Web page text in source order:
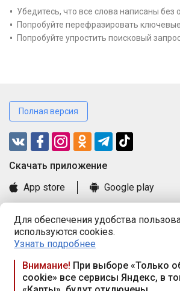
Для обеспечения удобства
используются cookies.
Узнать подробнее
Внимание! При выборе «Только
cookie» все сервисы Яндекс, в
Убедитесь, что все слова написаны без
Попробуйте перефразировать ключевые
Попробуйте упростить поисковый
Полная версия
Cкачать приложение
App store
Google play
Книга замечаний и предложений
Правила и документы
Praca.by © 2000—2026, ООО «ПРАЦА БАЙ»
Республика Беларусь, 220114, г. Минск,
117а, пом. № 9.